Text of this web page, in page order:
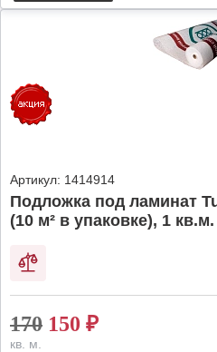
Артикул: 1414914
Подложка под ламинат
(10 м² в упаковке), 1 кв.м.
170 150 ₽
кв. м.